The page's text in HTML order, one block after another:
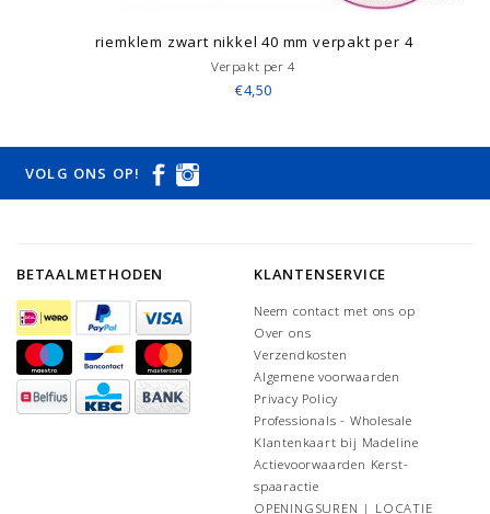
riemklem zwart nikkel 40 mm verpakt per 4
Verpakt per 4
€4,50
VOLG ONS OP!
BETAALMETHODEN KLANTENSERVICE
Neem contact met ons op
Over ons
Verzendkosten
Algemene voorwaarden
Privacy Policy
Professionals - Wholesale
Klantenkaart bij Madeline
Actievoorwaarden Kerst-
spaaractie
OPENINGSUREN | LOCATIE